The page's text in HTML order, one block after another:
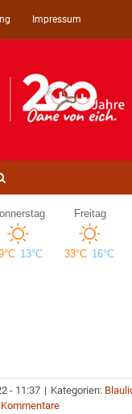
Impressum
- 11:37 | Kategorien: